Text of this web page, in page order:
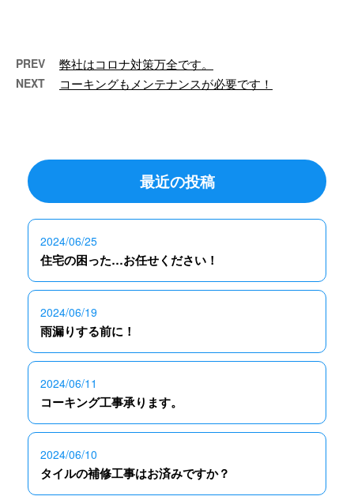
PREV 弊社はコロナ対策万全です。
NEXT コーキングもメンテナンスが必要です！
最近の投稿
2024/06/25
住宅の困った…お任せください！
2024/06/19
雨漏りする前に！
2024/06/11
コーキング工事承ります。
2024/06/10
タイルの補修工事はお済みですか？